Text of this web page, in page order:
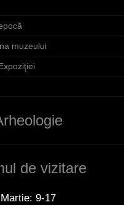
muzeului
de vizitare
9-17